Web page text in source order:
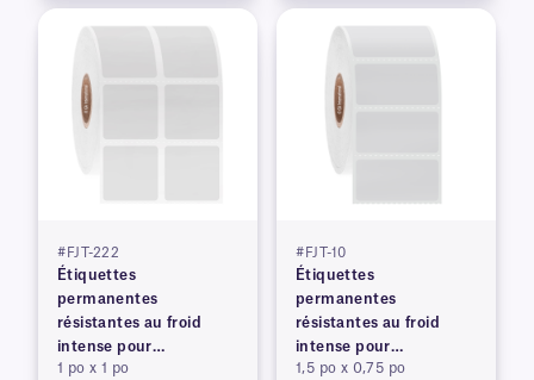
#FJT-222
Étiquettes
permanentes
résistantes au froid
intense pour
imprimantes à transfert
1 po x 1 po
#FJT-10
Étiquettes
permanentes
résistantes au froid
intense pour
imprimantes à transfert
1,5 po x 0,75 po